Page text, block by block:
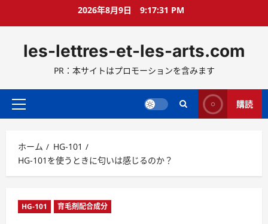
ス
ッ
2026年8月9日 9:17:32 PM
les-lettres-et-les-arts.com
PR：本サイトはプロモーションを含みます
メ
メ
ニ
ュ
購読
ホーム
HG-101
HG-101を使うときに匂いは感じるのか？
HG-101 育毛剤配合成分